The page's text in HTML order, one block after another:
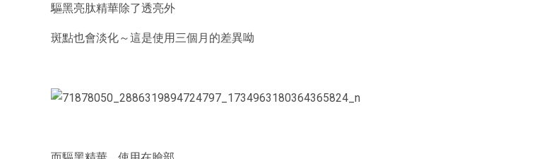
驅黑亮肽精華除了透亮外
斑點也會淡化～這是使用三個月的差異呦